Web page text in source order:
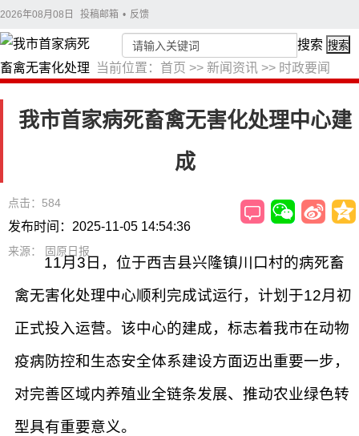
2026年08月08日 投稿邮箱 • 反馈
当前位置： 首页 >> 新闻资讯 >> 时政要闻
搜索 搜索
我市首家病死畜禽无害化处理中心建
成
点击：584
发布时间：2025-11-05 14:54:36
来源： 固原日报
11月3日，位于西吉县兴隆镇川口村的病死畜
禽无害化处理中心顺利完成试运行，计划于12月初
正式投入运营。该中心的建成，标志着我市在动物
疫病防控和生态安全体系建设方面迈出重要一步，
对完善区域内养殖业全链条发展、推动农业绿色转
型具有重要意义。